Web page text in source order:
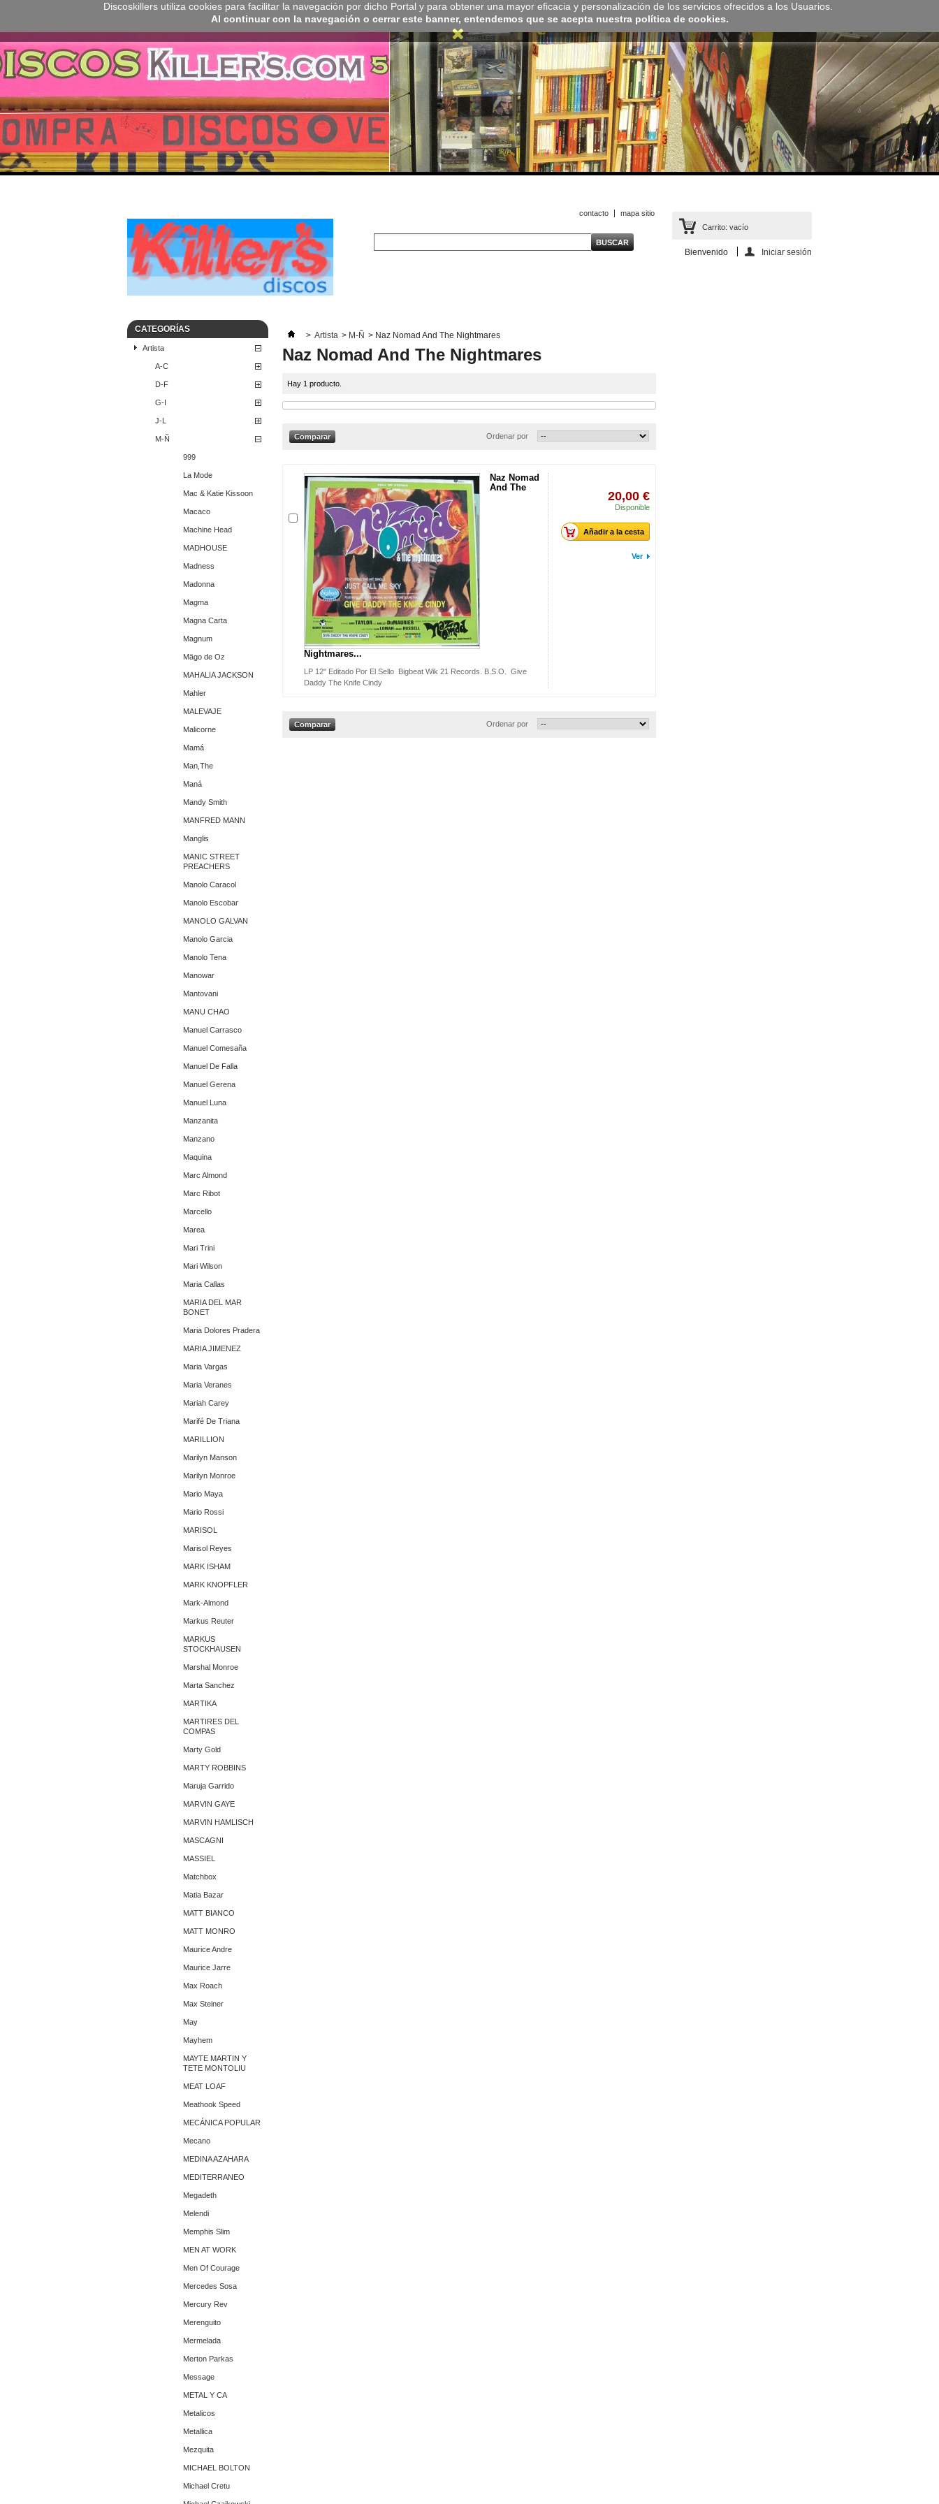
Discoskillers utiliza cookies para facilitar la navegación por dicho Portal y para obtener una mayor eficacia y personalización de los servicios ofrecidos a los Usuarios.
Al continuar con la navegación o cerrar este banner, entendemos que se acepta nuestra política de cookies.
Carrito: vacío
Bienvenido Iniciar sesión
contacto mapa sitio
CATEGORÍAS
Artista
A-C
D-F
G-I
J-L
M-Ñ
999
La Mode
Mac & Katie Kissoon
Macaco
Machine Head
MADHOUSE
Madness
Madonna
Magma
Magna Carta
Magnum
Mägo de Oz
MAHALIA JACKSON
Mahler
MALEVAJE
Malicorne
Mamá
Man,The
Maná
Mandy Smith
MANFRED MANN
Manglis
MANIC STREET
PREACHERS
Manolo Caracol
Manolo Escobar
MANOLO GALVAN
Manolo Garcia
Manolo Tena
Manowar
Mantovani
MANU CHAO
Manuel Carrasco
Manuel Comesaña
Manuel De Falla
Manuel Gerena
Manuel Luna
Manzanita
Manzano
Maquina
Marc Almond
Marc Ribot
Marcello
Marea
Mari Trini
Mari Wilson
Maria Callas
MARIA DEL MAR
BONET
Maria Dolores Pradera
MARIA JIMENEZ
Maria Vargas
Maria Veranes
Mariah Carey
Marifé De Triana
MARILLION
Marilyn Manson
Marilyn Monroe
Mario Maya
Mario Rossi
MARISOL
Marisol Reyes
MARK ISHAM
MARK KNOPFLER
Mark-Almond
Markus Reuter
MARKUS
STOCKHAUSEN
Marshal Monroe
Marta Sanchez
MARTIKA
MARTIRES DEL
COMPAS
Marty Gold
MARTY ROBBINS
Maruja Garrido
MARVIN GAYE
MARVIN HAMLISCH
MASCAGNI
MASSIEL
Matchbox
Matia Bazar
MATT BIANCO
MATT MONRO
Maurice Andre
Maurice Jarre
Max Roach
Max Steiner
May
Mayhem
MAYTE MARTIN Y
TETE MONTOLIU
MEAT LOAF
Meathook Speed
MECÁNICA POPULAR
Mecano
MEDINA AZAHARA
MEDITERRANEO
Megadeth
Melendi
Memphis Slim
MEN AT WORK
Men Of Courage
Mercedes Sosa
Mercury Rev
Merenguito
Mermelada
Merton Parkas
Message
METAL Y CA
Metalicos
Metallica
Mezquita
MICHAEL BOLTON
Michael Cretu
> Artista > M-Ñ > Naz Nomad And The Nightmares
Naz Nomad And The Nightmares
Hay 1 producto.
Ordenar por
Naz Nomad
And The
Nightmares...
LP 12" Editado Por El Sello Bigbeat Wik 21 Records. B.S.O. Give
Daddy The Knife Cindy
20,00 €
Disponible
Añadir a la cesta
Ver
Ordenar por